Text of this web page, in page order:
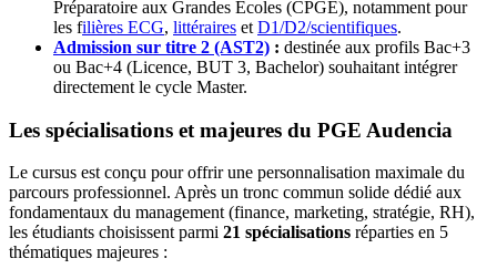
Préparatoire aux Grandes Écoles (CPGE), notamment pour
les filières ECG, littéraires et D1/D2/scientifiques.
Admission sur titre 2 (AST2) : destinée aux profils Bac+3
ou Bac+4 (Licence, BUT 3, Bachelor) souhaitant intégrer
directement le cycle Master.
Les spécialisations et majeures du PGE Audencia
Le cursus est conçu pour offrir une personnalisation maximale du
parcours professionnel. Après un tronc commun solide dédié aux
fondamentaux du management (finance, marketing, stratégie, RH),
les étudiants choisissent parmi 21 spécialisations réparties en 5
thématiques majeures :